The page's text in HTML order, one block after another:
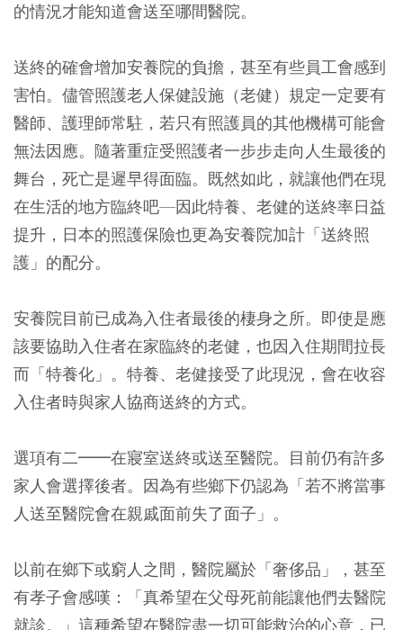
的情況才能知道會送至哪間醫院。
送終的確會增加安養院的負擔，甚至有些員工會感到
害怕。儘管照護老人保健設施（老健）規定一定要有
醫師、護理師常駐，若只有照護員的其他機構可能會
無法因應。隨著重症受照護者一步步走向人生最後的
舞台，死亡是遲早得面臨。既然如此，就讓他們在現
在生活的地方臨終吧—因此特養、老健的送終率日益
提升，日本的照護保險也更為安養院加計「送終照
護」的配分。
安養院目前已成為入住者最後的棲身之所。即使是應
該要協助入住者在家臨終的老健，也因入住期間拉長
而「特養化」。特養、老健接受了此現況，會在收容
入住者時與家人協商送終的方式。
選項有二━━在寢室送終或送至醫院。目前仍有許多
家人會選擇後者。因為有些鄉下仍認為「若不將當事
人送至醫院會在親戚面前失了面子」。
以前在鄉下或窮人之間，醫院屬於「奢侈品」，甚至
有孝子會感嘆：「真希望在父母死前能讓他們去醫院
就診。」這種希望在醫院盡一切可能救治的心意，已